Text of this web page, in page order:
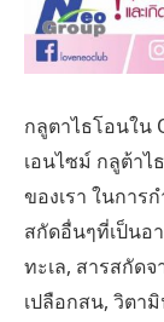
กลูตาไธโอนใน
เอนไซม์ กลูต้าไ
ของเรา ในการ
สกัดอื่นๆที่เป็นอ
ทะเล, สารสกัดจ
เปลือกสน, วิตามิ